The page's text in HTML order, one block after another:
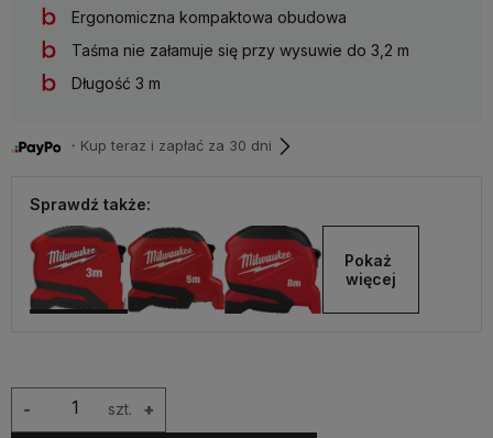
Ergonomiczna kompaktowa obudowa
Taśma nie załamuje się przy wysuwie do 3,2 m
Długość 3 m
・Kup teraz i zapłać za 30 dni
Sprawdź także:
Pokaż
więcej
szt. +
-